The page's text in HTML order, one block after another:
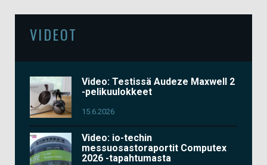
VIDEOT
Video: Testissä Audeze Maxwell 2
-pelikuulokkeet
15.6.2026
Video: io-techin
messuosastoraportit Computex
2026 -tapahtumasta